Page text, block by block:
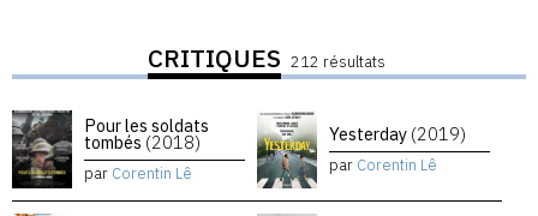
CRITIQUES 212 résultats
Pour les soldats
tombés (2018)
par Corentin Lê
Yesterday (2019)
par Corentin Lê